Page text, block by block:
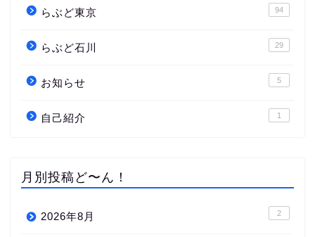
らぶど東京 94
らぶど石川 29
お知らせ 5
自己紹介 1
月別投稿ど〜ん！
2026年8月 2